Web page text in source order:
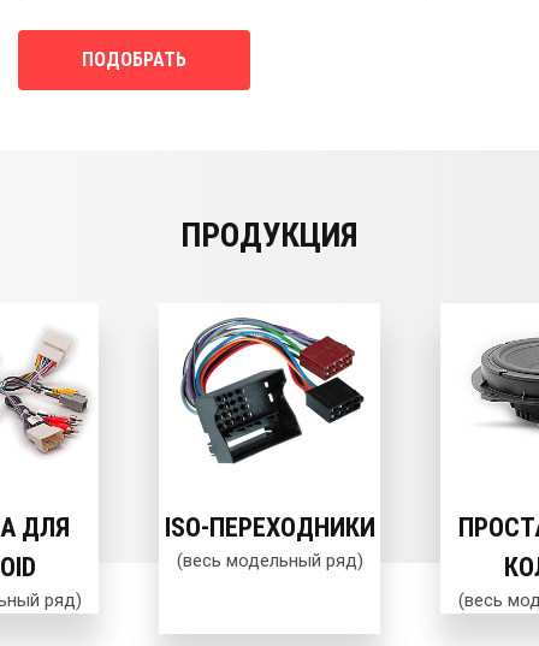
ПОДОБРАТЬ
ПРОДУКЦИЯ
ДЛЯ
ряд)
ISO-ПЕРЕХОДНИКИ
(весь модельный ряд)
(весь